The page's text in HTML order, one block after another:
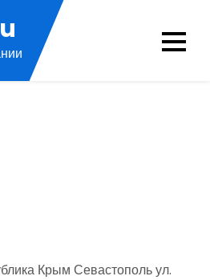
Крым Севастополь ул.